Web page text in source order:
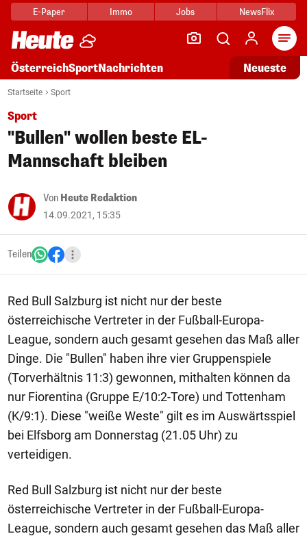
E-Paper Immo Jobs NewsFlix
ÖsterreichSportNachrichten Neueste
Startseite Sport
Sport
"Bullen" wollen beste EL-
Mannschaft bleiben
Von Heute Redaktion
14.09.2021, 15:35
Teilen
Red Bull Salzburg ist nicht nur der beste
österreichische Vertreter in der Fußball-Europa-
League, sondern auch gesamt gesehen das Maß aller
Dinge. Die "Bullen" haben ihre vier Gruppenspiele
(Torverhältnis 11:3) gewonnen, mithalten können da
nur Fiorentina (Gruppe E/10:2-Tore) und Tottenham
(K/9:1). Diese "weiße Weste" gilt es im Auswärtsspiel
bei Elfsborg am Donnerstag (21.05 Uhr) zu
verteidigen.
Red Bull Salzburg ist nicht nur der beste
österreichische Vertreter in der Fußball-Europa-
League, sondern auch gesamt gesehen das Maß aller